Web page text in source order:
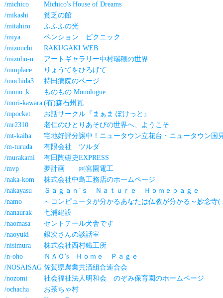
/michico
Michico's House of Dreams
/mikashi
貧乏の館
/mitahiro
ふふふの光
/miya
ペンション ピクニック
/mizouchi
RAKUGAKI WEB
/mizuho-n
アートギャラリー中村瑞穂の世界
/mmplace
りょうてをひろげて
/mochida3
持田病院のページ
/mono_k
ものもの Monologue
/mori-kawara (有)森石州瓦
/mpocket
お話サークル『まぁま ぽけっと』
/mr2310
老仁のひとりあそびの世界へ、ようこそ
/mt-kaiha
宅地好評分譲中！ニュータウン立花台・ニュータウン国
/m-turuda
有限会社 ツルダ
/murakami
有田陶磁史EXPRESS
/mvp
夢計画 ㈱宮園電工
/naka-kom
株式会社中島工務店のホームページ
/nakayasu
Ｓａｇａｎ’ｓ Ｎａｔｕｒｅ Ｈｏｍｅｐａｇｅ
/namo
～コンピュータが分かるあなたは仏教が分かる～妙念寺(
/nanaurak
七浦建設
/naomasa
セントテール犬舎です
/naoyuki
銀次さんの談話室
/nisimura
株式会社西村鐵工所
/n-oho
ＮＡＯ's Ｈｏｍｅ Ｐａｇｅ
/NOSAISAG 佐賀県農業共済組合連合会
/nozomi
社会福祉法人明和会 のぞみ保育園のホームページ
/ochacha
お茶ちゃ村